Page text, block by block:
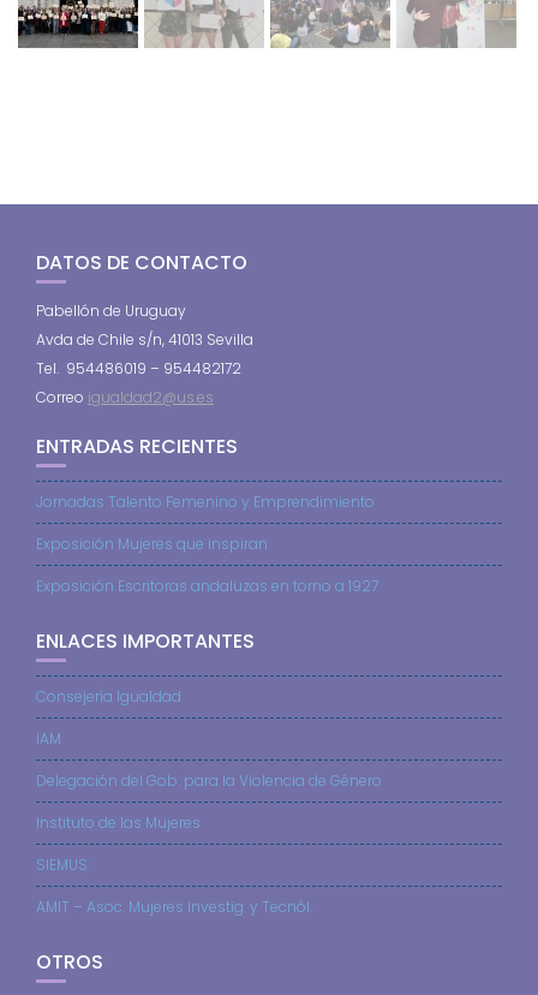
DATOS DE CONTACTO
Pabellón de Uruguay
Avda de Chile s/n, 41013 Sevilla
Tel. 954486019 – 954482172
Correo igualdad2@us.es
ENTRADAS RECIENTES
Jornadas Talento Femenino y Emprendimiento
Exposición Mujeres que inspiran
Exposición Escritoras andaluzas en torno a 1927
ENLACES IMPORTANTES
Consejería Igualdad
IAM
Delegación del Gob. para la Violencia de Género
Instituto de las Mujeres
SIEMUS
AMIT – Asoc. Mujeres Investig. y Tecnól.
OTROS